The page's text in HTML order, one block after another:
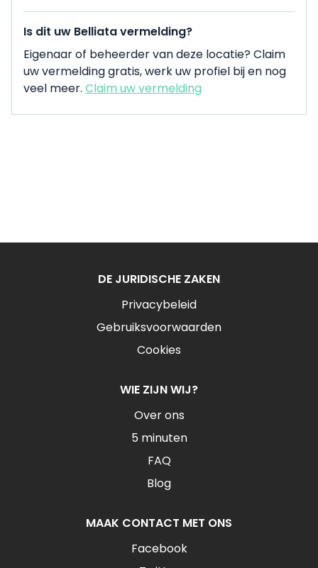
Is dit uw Belliata vermelding?
Eigenaar of beheerder van deze locatie? Claim
uw vermelding gratis, werk uw profiel bij en nog
veel meer. Claim uw vermelding
DE JURIDISCHE ZAKEN
Privacybeleid
Gebruiksvoorwaarden
Cookies
WIE ZIJN WIJ?
Over ons
5 minuten
FAQ
Blog
MAAK CONTACT MET ONS
Facebook